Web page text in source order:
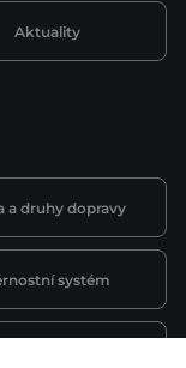
a druhy dopravy
systém
Aktuality